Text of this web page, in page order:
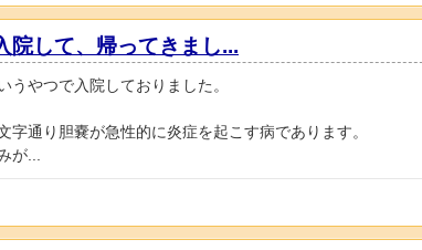
院して、帰ってきまし...
うやつで入院しておりました。
字通り胆嚢が急性的に炎症を起こす病であります。
が...